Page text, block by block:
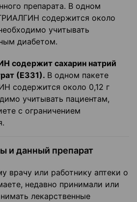
препарата. В одном
содержится около
учитывать
диабетом.
содержит сахарин натрий
(Е331). В одном пакете
содержится около 0,12 г
учитывать пациентам,
с ограничением
и данный препарат
врачу или работнику аптеки о
недавно принимали или
лекарственные